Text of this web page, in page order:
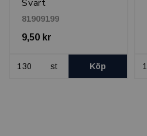
Svart
81909199
9,50 kr
st Köp